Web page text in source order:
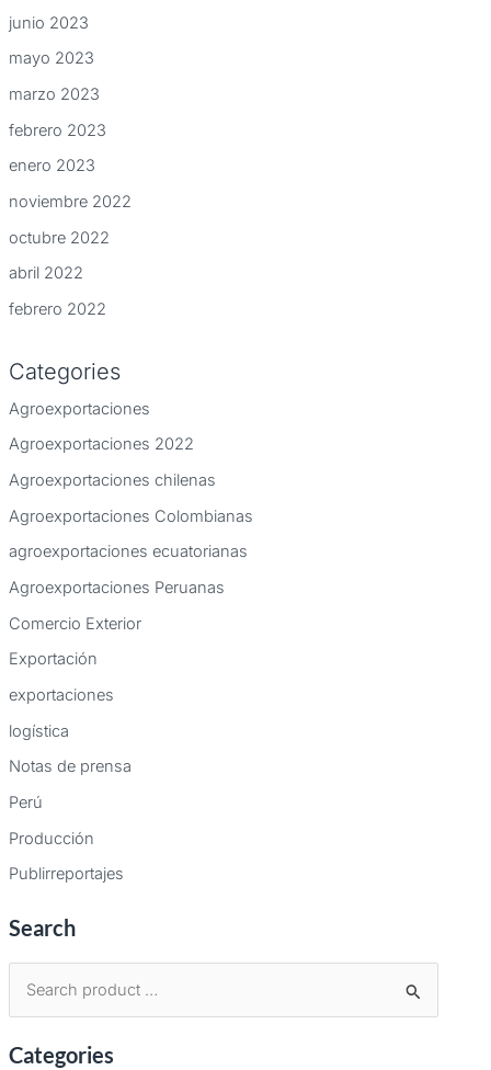
junio 2023
mayo 2023
marzo 2023
febrero 2023
enero 2023
noviembre 2022
octubre 2022
abril 2022
febrero 2022
Categories
Agroexportaciones
Agroexportaciones 2022
Agroexportaciones chilenas
Agroexportaciones Colombianas
agroexportaciones ecuatorianas
Agroexportaciones Peruanas
Comercio Exterior
Exportación
exportaciones
logística
Notas de prensa
Perú
Producción
Publirreportajes
Search
s
Categories